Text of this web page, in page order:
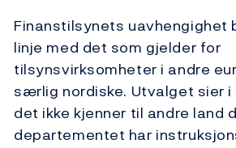
Finanstilsynets uavhengighet
linje med det som gjelder for
tilsynsvirksomheter i andre
særlig nordiske. Utvalget sier i
det ikke kjenner til andre land
departementet har